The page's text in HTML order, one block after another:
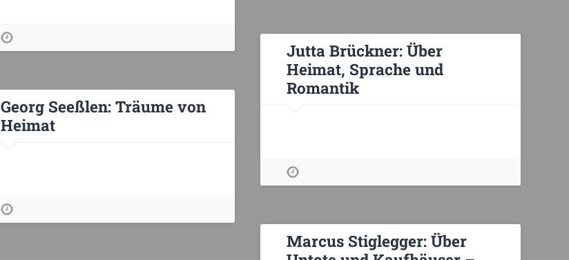
Jutta Brückner: Über
Heimat, Sprache und
Romantik
Georg Seeßlen: Träume von
Heimat
Marcus Stiglegger: Über